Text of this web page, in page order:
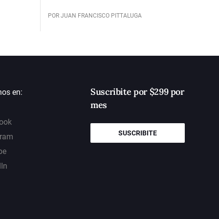
POR JUAN FRANCISCO PITTALUGA
en:
Suscribite por $299 por
mes
SUSCRIBITE